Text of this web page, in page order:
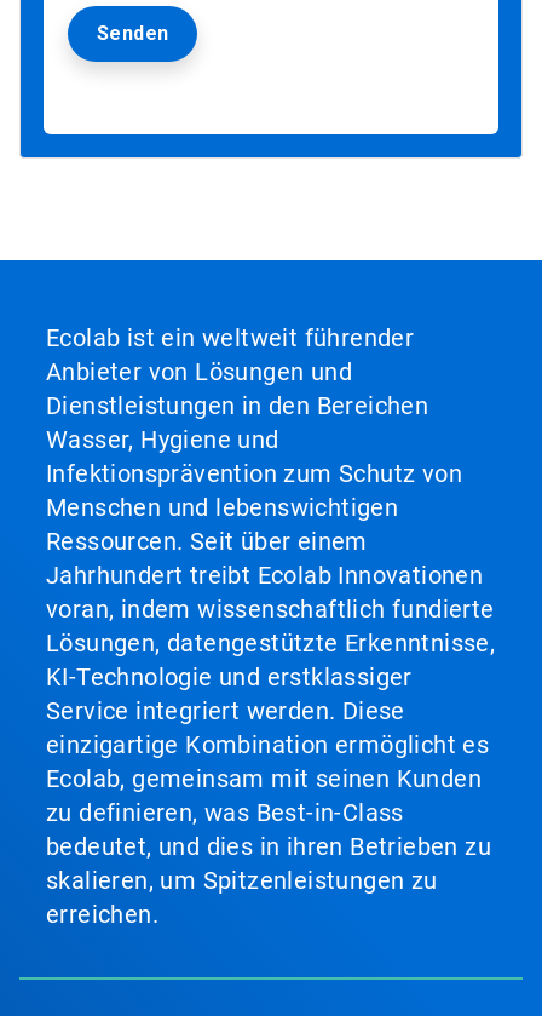
Ecolab ist ein weltweit führender
Anbieter von Lösungen und
Dienstleistungen in den Bereichen
Wasser, Hygiene und
Infektionsprävention zum Schutz von
Menschen und lebenswichtigen
Ressourcen. Seit über einem
Jahrhundert treibt Ecolab Innovationen
voran, indem wissenschaftlich fundierte
Lösungen, datengestützte Erkenntnisse,
KI-Technologie und erstklassiger
Service integriert werden. Diese
einzigartige Kombination ermöglicht es
Ecolab, gemeinsam mit seinen Kunden
zu definieren, was Best-in-Class
bedeutet, und dies in ihren Betrieben zu
skalieren, um Spitzenleistungen zu
erreichen.